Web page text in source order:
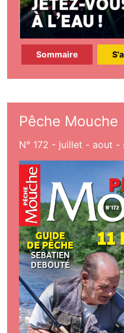
Sommaire
Pêche Mouche
N° 172 - juillet - aout -